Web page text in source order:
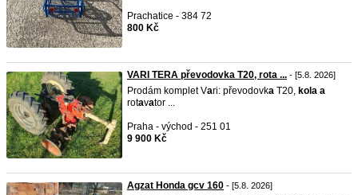
Prachatice - 384 72
800 Kč
VARI TERA převodovka T20, rota ... - [5.8. 2026]
Prodám komplet Vari: převodovka T20, kol a a
rotavator ...
Praha - východ - 251 01
9 900 Kč
Agzat Honda gcv 160 - [5.8. 2026]